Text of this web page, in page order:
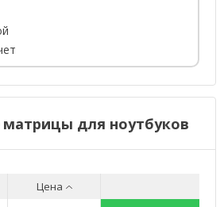
для ноутбуков
Цена